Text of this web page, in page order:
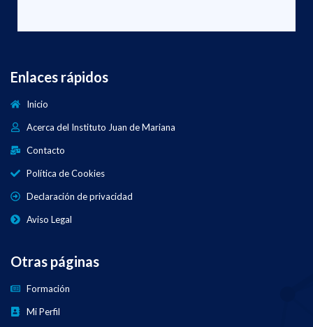
Enlaces rápidos
Inicio
Acerca del Instituto Juan de Mariana
Contacto
Política de Cookies
Declaración de privacidad
Aviso Legal
Otras páginas
Formación
Mi Perfil